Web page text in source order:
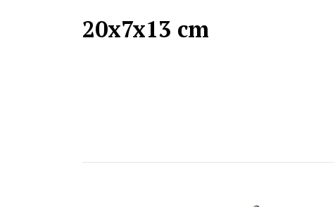
20x7x13 cm